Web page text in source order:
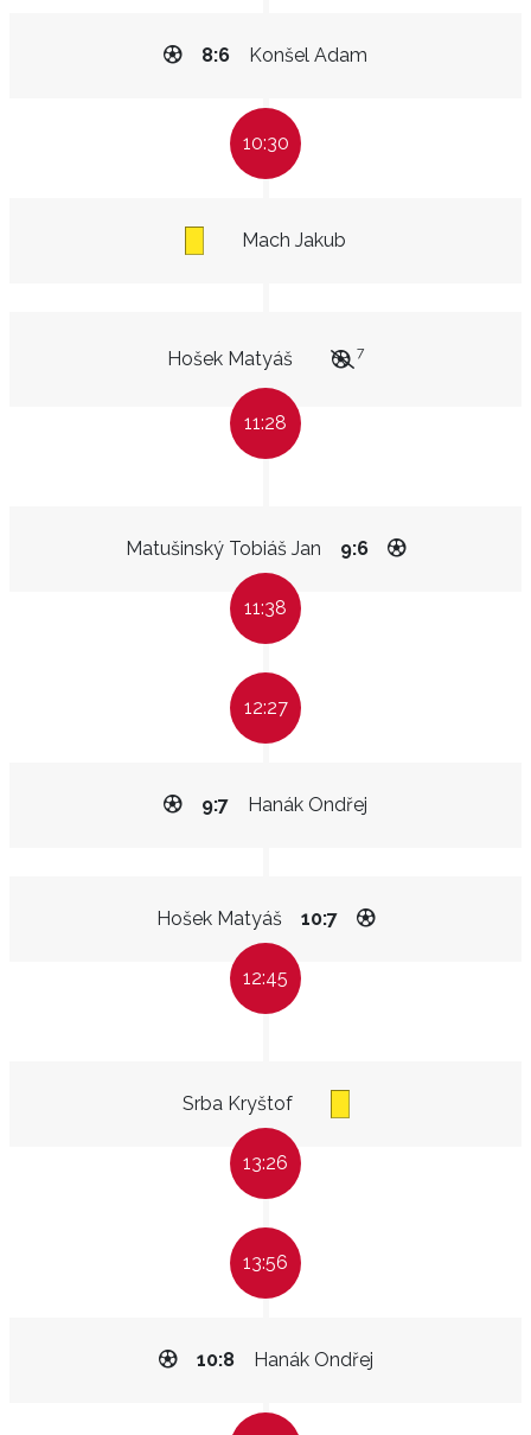
Konšel Adam
8:6
10:30
Mach Jakub
Hošek Matyáš 7
11:28
Matušinský Tobiáš Jan 9:6
11:38
12:27
Hanák Ondřej
9:7
Hošek Matyáš 10:7
12:45
Srba Kryštof
13:26
13:56
Hanák Ondřej
10:8